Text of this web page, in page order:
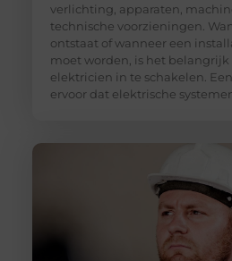
verlichting, apparaten,
technische voorzieningen.
ontstaat of wanneer een
moet worden, is het belangrijk
elektricien in te schakelen.
ervoor dat elektrische